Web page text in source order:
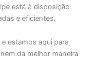
está à disposição
e eficientes.
estamos aqui para
da melhor maneira